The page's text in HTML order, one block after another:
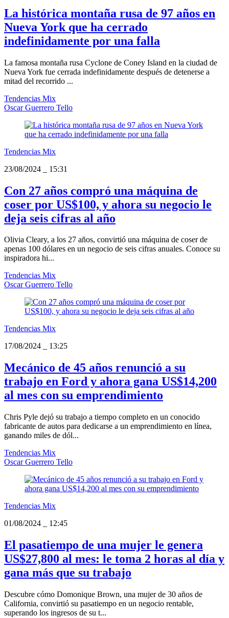
La histórica montaña rusa de 97 años en
Nueva York que ha cerrado
indefinidamente por una falla
La famosa montaña rusa Cyclone de Coney Island en la ciudad de
Nueva York fue cerrada indefinidamente después de detenerse a
mitad del recorrido ...
Tendencias Mix
Oscar Guerrero Tello
Tendencias Mix
23/08/2024
15:31
Con 27 años compró una máquina de
coser por US$100, y ahora su negocio le
deja seis cifras al año
Olivia Cleary, a los 27 años, convirtió una máquina de coser de
apenas 100 dólares en un negocio de seis cifras anuales. Conoce su
inspiradora hi...
Tendencias Mix
Oscar Guerrero Tello
Tendencias Mix
17/08/2024
13:25
Mecánico de 45 años renunció a su
trabajo en Ford y ahora gana US$14,200
al mes con su emprendimiento
Chris Pyle dejó su trabajo a tiempo completo en un conocido
fabricante de autos para dedicarse a un emprendimiento en línea,
ganando miles de dól...
Tendencias Mix
Oscar Guerrero Tello
Tendencias Mix
01/08/2024
12:45
El pasatiempo de una mujer le genera
US$27,800 al mes: le toma 2 horas al día y
gana más que su trabajo
Descubre cómo Domonique Brown, una mujer de 30 años de
California, convirtió su pasatiempo en un negocio rentable,
superando los ingresos de su t...